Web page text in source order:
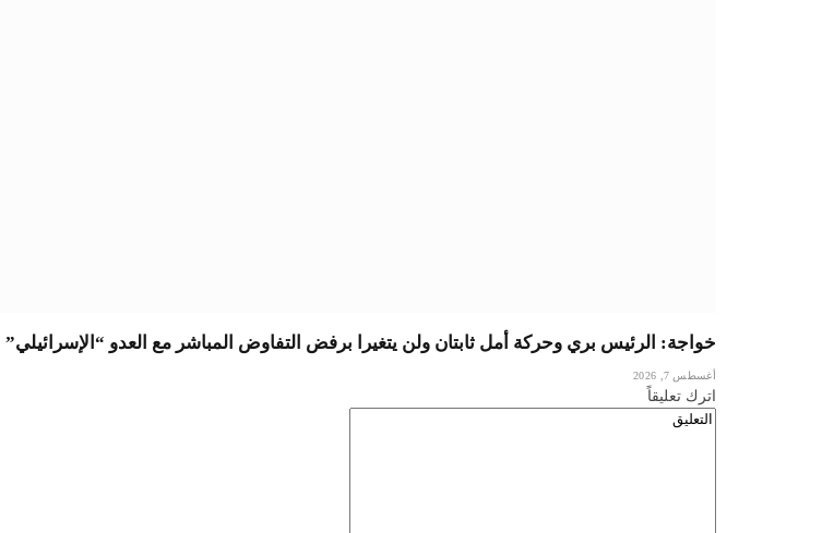
خواجة: الرئيس بري وحركة أمل ثابتان ولن يتغيرا برفض التفاوض المباشر مع العدو “الإسرائيلي”
أغسطس 7, 2026
اترك تعليقاً